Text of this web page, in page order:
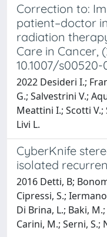
Correction to:
patient–doctor
radiation
Care in Cancer,
10.1007/
2022 Desideri I.;
G.; Salvestrini V.;
Meattini I.; Scotti V.;
Livi L.
CyberKnife
isolated
2016 Detti, B;
Cipressi, S.;
Di Brina, L.; Baki,
Carini, M.; Serni, S.;